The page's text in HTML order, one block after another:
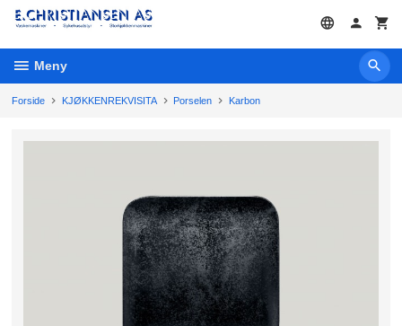
Gå
innholdet
Meny
Forside KJØKKENREKVISITA Porselen Karbon